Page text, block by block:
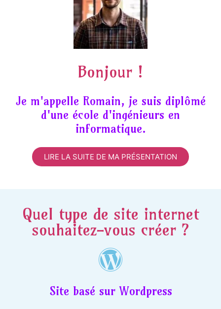
Bonjour !
Je m'appelle Romain, je suis diplômé
d'une école d'ingénieurs en
informatique.
LIRE LA SUITE DE MA PRÉSENTATION
Quel type de site internet
souhaitez-vous créer ?
Site basé sur Wordpress